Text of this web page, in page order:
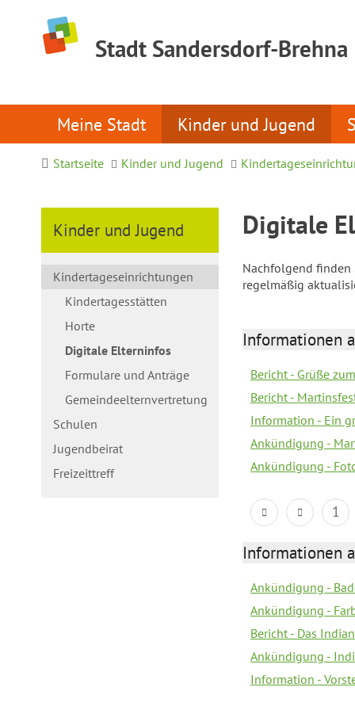
Stadt Sandersdorf-Brehna
Meine Stadt Kinder und Jugend
Startseite Kinder und Jugend
Kinder und Jugend
Kindertageseinrichtungen
Kindertagesstätten
Horte
Digitale Elterninfos
Formulare und Anträge
Gemeindeelternvertretung
Schulen
Jugendbeirat
Freizeittreff
Digitale
Nachfolgend finden
regelmäßig
Informationen
Bericht - Grüße
Bericht -
Information - Ein
Ankündigung -
Ankündigung -
1
Informationen
Ankündigung -
Ankündigung -
Bericht - Das
Ankündigung -
Information -